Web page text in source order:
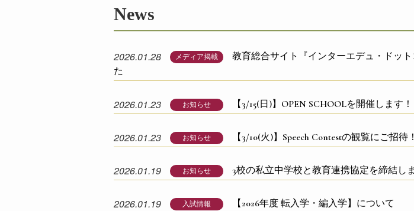
News
2026.01.28 メディア掲載
教育総合サイト『インターエデュ・ドッ
た
2026.01.23 お知らせ 【3/15(日)】OPEN SCHOOLを開催します！
2026.01.23 お知らせ 【3/10(火)】Speech Contestの観覧にご招待！
2026.01.19 お知らせ 3校の私立中学校と教育連携協定を締結し
2026.01.19 入試情報 【2026年度 転入学・編入学】について